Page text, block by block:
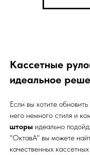
Кассетные
идеальное
Если вы хотите
него немного стиля и
шторы идеально
"ОктавА" вы можете
качественных